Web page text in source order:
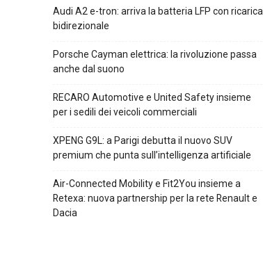
Audi A2 e-tron: arriva la batteria LFP con ricarica
bidirezionale
Porsche Cayman elettrica: la rivoluzione passa
anche dal suono
RECARO Automotive e United Safety insieme
per i sedili dei veicoli commerciali
XPENG G9L: a Parigi debutta il nuovo SUV
premium che punta sull’intelligenza artificiale
Air-Connected Mobility e Fit2You insieme a
Retexa: nuova partnership per la rete Renault e
Dacia